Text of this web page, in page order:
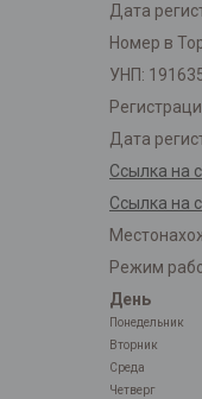
Дата
Номер в
УНП:
Дата
Ссылка на
Ссылка на
Режим
День
Понедельник
Вторник
Среда
Четверг